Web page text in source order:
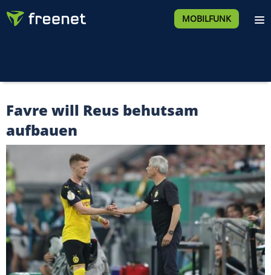
MOBILFUNK
Favre will Reus behutsam
aufbauen